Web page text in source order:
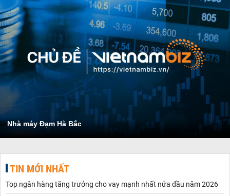
Nhà máy Đạm Hà Bắc
TIN MỚI NHẤT
Top ngân hàng tăng trưởng cho vay mạnh nhất nửa đầu năm 2026